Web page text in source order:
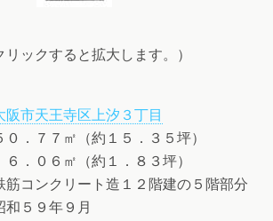
リックすると拡大します。）
阪市天王寺区上汐３丁目
７７㎡（約１５．３５坪）
０６㎡（約１．８３坪）
リート造１２階建の５階部分
９年９月